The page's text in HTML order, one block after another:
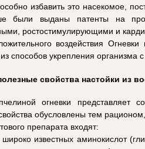
избавить это насекомое,
были выданы патенты на
ростостимулирующими и
воздействия
способов укрепления организма
свойства настойки из
огневки представляет
обусловлены тем
препарата входят:
известных аминокислот